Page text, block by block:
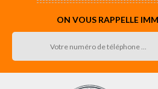
ON VOUS RAPPELLE